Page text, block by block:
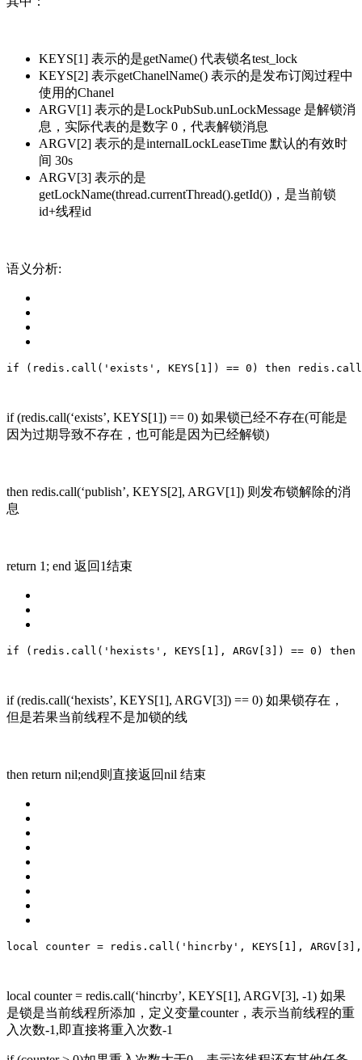
KEYS[1] 表示的是getName() 代表锁名test_lock
KEYS[2] 表示getChanelName() 表示的是发布订阅过程中
使用的Chanel
ARGV[1] 表示的是LockPubSub.unLockMessage 是解锁消
息，实际代表的是数字 0，代表解锁消息
ARGV[2] 表示的是internalLockLeaseTime 默认的有效时
间 30s
ARGV[3] 表示的是
getLockName(thread.currentThread().getId())，是当前锁
id+线程id
语义分析:
if (redis.call( 'exists' , KEYS[ 1 ]) == 0 ) then
if (redis.call(‘exists’, KEYS[1]) == 0) 如果锁已经不存在(可能是
因为过期导致不存在，也可能是因为已经解锁)
then redis.call(‘publish’, KEYS[2], ARGV[1]) 则发布锁解除的消
息
return 1; end 返回1结束
if (redis.call( 'hexists' , KEYS[ 1 ], ARGV[ 3 ]) == 0 ) then
if (redis.call(‘hexists’, KEYS[1], ARGV[3]) == 0) 如果锁存在，
但是若果当前线程不是加锁的线
then return nil;end则直接返回nil 结束
local counter = redis.call( 'hincrby' , KEYS[1],
local counter = redis.call(‘hincrby’, KEYS[1], ARGV[3], -1) 如果
是锁是当前线程所添加，定义变量counter，表示当前线程的重
入次数-1,即直接将重入次数-1